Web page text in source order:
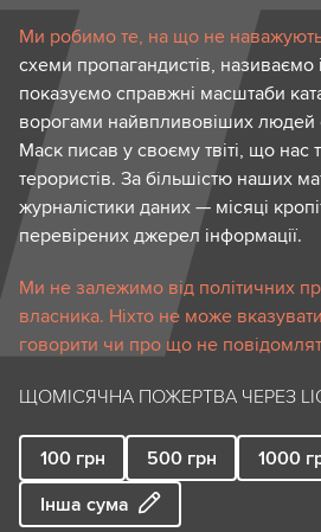
Ми робимо те, на що не
схеми пропагандистів, називаємо
показуємо справжні масштаби
ворогами найвпливовіших людей
Маск писав у своєму твіті, що нас
терористів. За більшістю наших
журналістики даних — місяці
перевірених джерел інформації.
Ми не залежимо від політичних
власника. Ніхто не може
говорити чи про що не
ЩОМІСЯЧНА ПОЖЕРТВА ЧЕРЕЗ
100 грн 500 грн 1000
Інша сума